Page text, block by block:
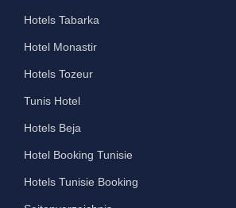
Hotels Tabarka
Hotel Monastir
Hotels Tozeur
Tunis Hotel
Hotels Beja
Hotel Booking Tunisie
Hotels Tunisie Booking